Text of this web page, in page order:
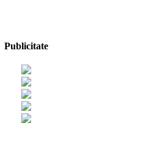
Publicitate